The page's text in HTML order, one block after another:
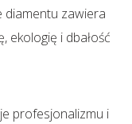
diamentu zawiera
ekologię i dbałość
profesjonalizmu i